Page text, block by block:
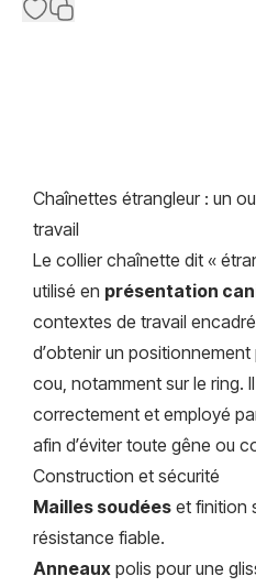
Chaînettes étrangleur : un
travail
Le collier chaînette dit «
utilisé en présentation
contextes de travail
d’obtenir un
cou, notamment sur le ring.
correctement et employé
afin d’éviter toute gêne ou
Construction et sécurité
Mailles soudées et finition
résistance fiable.
Anneaux polis pour une